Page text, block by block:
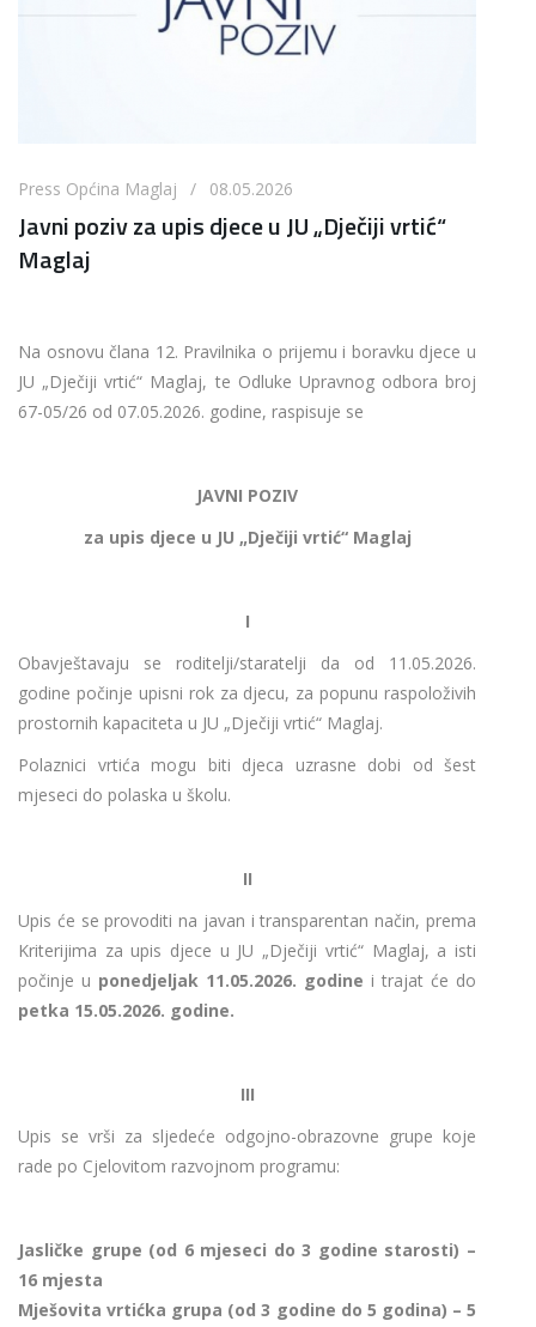
Press Općina Maglaj / 08.05.2026
Javni poziv za upis djece u JU „Dječiji vrtić“
Maglaj
Na osnovu člana 12. Pravilnika o prijemu i boravku djece u
JU „Dječiji vrtić“ Maglaj, te Odluke Upravnog odbora broj
67-05/26 od 07.05.2026. godine, raspisuje se
JAVNI POZIV
za upis djece u JU „Dječiji vrtić“ Maglaj
I
Obavještavaju se roditelji/staratelji da od 11.05.2026.
godine počinje upisni rok za djecu, za popunu raspoloživih
prostornih kapaciteta u JU „Dječiji vrtić“ Maglaj.
Polaznici vrtića mogu biti djeca uzrasne dobi od šest
mjeseci do polaska u školu.
II
Upis će se provoditi na javan i transparentan način, prema
Kriterijima za upis djece u JU „Dječiji vrtić“ Maglaj, a isti
počinje u ponedjeljak 11.05.2026. godine i trajat će do
petka 15.05.2026. godine.
III
Upis se vrši za sljedeće odgojno-obrazovne grupe koje
rade po Cjelovitom razvojnom programu:
Jasličke grupe (od 6 mjeseci do 3 godine starosti) –
16 mjesta
Mješovita vrtićka grupa (od 3 godine do 5 godina) – 5